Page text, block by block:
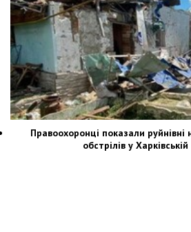
Правоохоронці показали руйнівні
обстрілів у